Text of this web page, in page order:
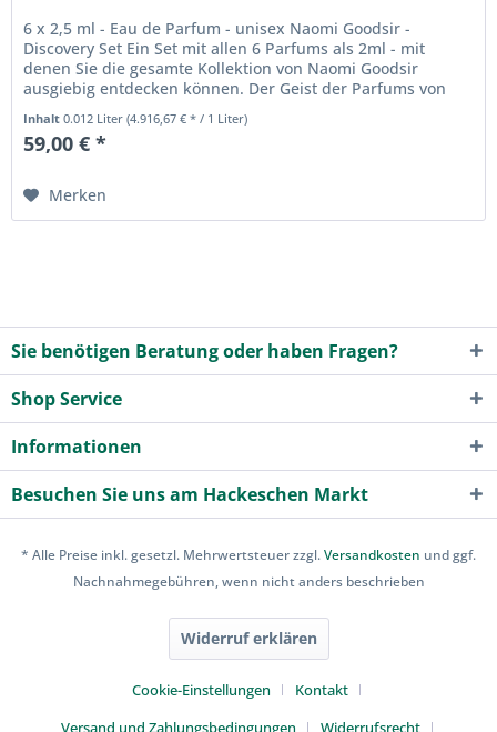
6 x 2,5 ml - Eau de Parfum - unisex Naomi Goodsir -
Discovery Set Ein Set mit allen 6 Parfums als 2ml - mit
denen Sie die gesamte Kollektion von Naomi Goodsir
ausgiebig entdecken können. Der Geist der Parfums von
Naomi Goodsir folgt dem...
Inhalt0.012 Liter(4.916,67 € * / 1 Liter)
59,00 € *
Merken
Sie benötigen Beratung oder haben Fragen?
Shop Service
Informationen
Besuchen Sie uns am Hackeschen Markt
* Alle Preise inkl. gesetzl. Mehrwertsteuer zzgl.Versandkosten und ggf.
Nachnahmegebühren, wenn nicht anders beschrieben
Widerruf erklären
Cookie-Einstellungen
Kontakt
Versand und Zahlungsbedingungen
Widerrufsrecht